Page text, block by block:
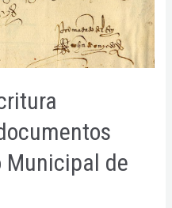
Municipal de